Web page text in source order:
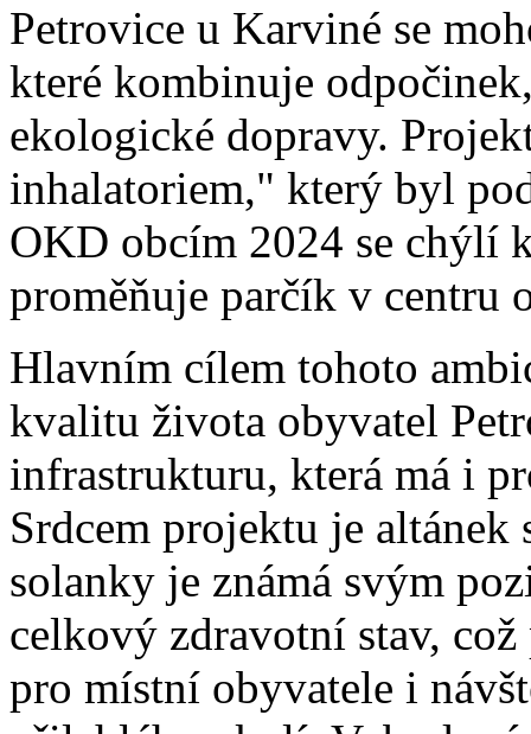
Petrovice u Karviné se
které kombinuje
ekologické dopravy.
inhalatoriem," který byl
OKD obcím 2024 se chýlí
proměňuje parčík v centru
Hlavním cílem tohoto
kvalitu života obyvatel
infrastrukturu, která má i
Srdcem projektu je
solanky je známá svým
celkový zdravotní stav,
pro místní obyvatele i